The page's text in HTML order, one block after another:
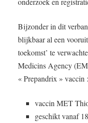
Bijzonder in dit
blijkbaar al een
toekomst’ te
Medicins Agency
« Prepandrix » vaccin :
vaccin MET
geschikt vanaf